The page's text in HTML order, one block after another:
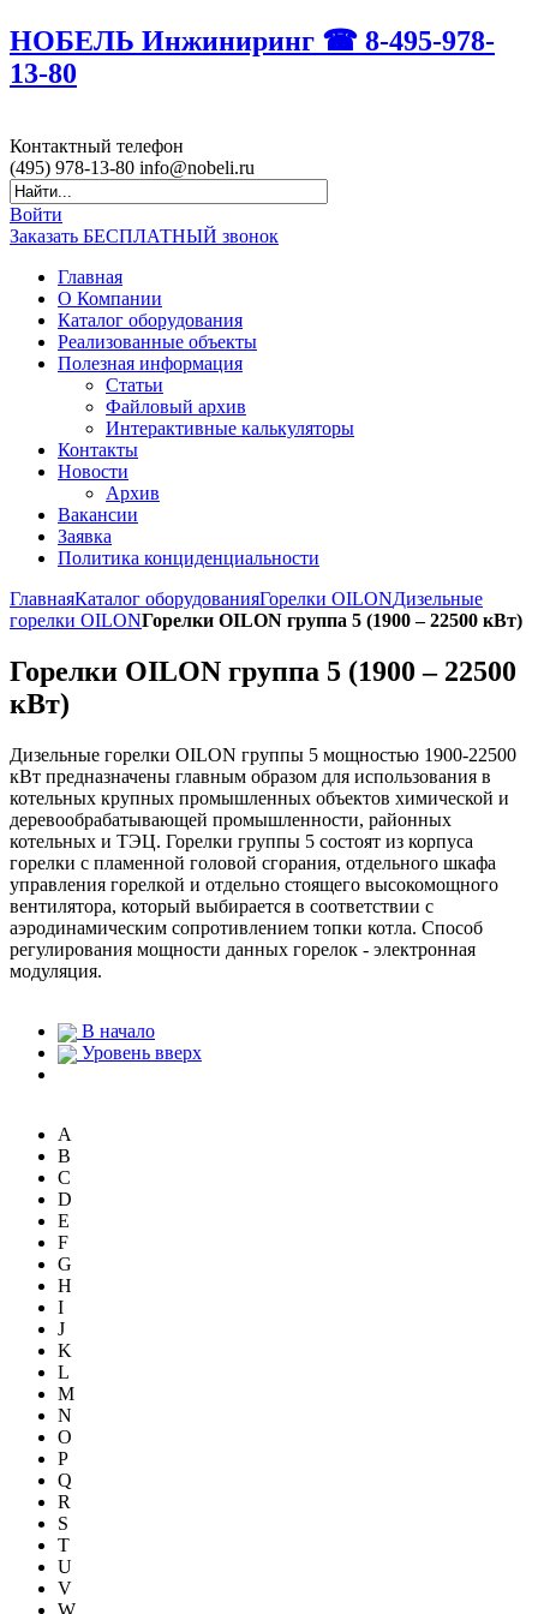
НОБЕЛЬ Инжиниринг ☎ 8-495-978-
13-80
Контактный телефон
(495) 978-13-80 info@nobeli.ru
Войти
Заказать БЕСПЛАТНЫЙ звонок
Главная
О Компании
Каталог оборудования
Реализованные объекты
Полезная информация
Статьи
Файловый архив
Интерактивные калькуляторы
Контакты
Новости
Архив
Вакансии
Заявка
Политика конциденциальности
ГлавнаяКаталог оборудованияГорелки OILONДизельные
горелки OILONГорелки OILON группа 5 (1900 – 22500 кВт)
Горелки OILON группа 5 (1900 – 22500
кВт)
Дизельные горелки OILON группы 5 мощностью 1900-22500
кВт предназначены главным образом для использования в
котельных крупных промышленных объектов химической и
деревообрабатывающей промышленности, районных
котельных и ТЭЦ. Горелки группы 5 состоят из корпуса
горелки с пламенной головой сгорания, отдельного шкафа
управления горелкой и отдельно стоящего высокомощного
вентилятора, который выбирается в соответствии с
аэродинамическим сопротивлением топки котла. Способ
регулирования мощности данных горелок - электронная
модуляция.
В начало
Уровень вверх
A
B
C
D
E
F
G
H
I
J
K
L
M
N
O
P
Q
R
S
T
U
V